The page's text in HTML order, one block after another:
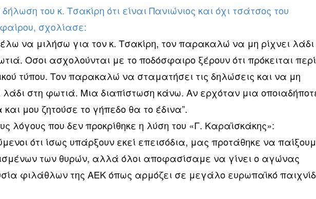
δήλωση του κ. Τσακίρη ότι είναι Πανιώνιος και όχι τσάτσος του
σχολίασε:
να μιλήσω για τον κ. Τσακίρη, τον παρακαλώ να μη ρίχνει λάδι
Οσοι ασχολούνται με το ποδόσφαιρο ξέρουν ότι πρόκειται περί
τύπου. Τον παρακαλώ να σταματήσει τις δηλώσεις και να μη
λάδι στη φωτιά. Μια διαπίστωση κάνω. Αν ερχόταν μια
μου ζητούσε το γήπεδο θα το έδινα”.
λόγους που δεν προκρίθηκε η λύση του «Γ. Καραϊσκάκης»:
ότι ίσως υπάρξουν εκεί επεισόδια, μας προτάθηκε να
των θυρών, αλλά όλοι αποφασίσαμε να γίνει ο αγώνας
φιλάθλων της ΑΕΚ όπως αρμόζει σε μεγάλο ευρωπαϊκό